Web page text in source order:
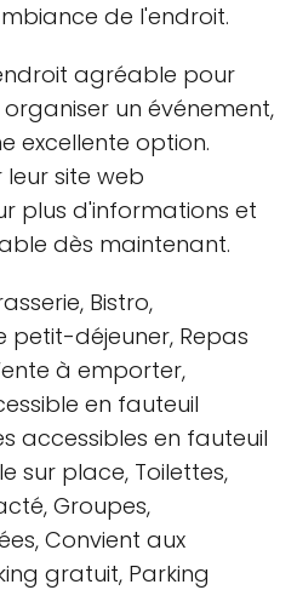
de l'endroit.
agréable pour
un événement,
excellente option.
leur site web
plus d'informations et
dès maintenant.
Bistro,
petit-déjeuner, Repas
à emporter,
en fauteuil
accessibles en fauteuil
sur place, Toilettes,
Groupes,
Convient aux
gratuit, Parking